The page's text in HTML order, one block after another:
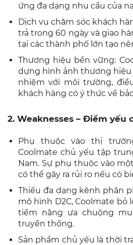
ứng đa dạng nhu cầu của
Dịch vụ chăm sóc khách
trả trong 60 ngày và giao
tại các thành phố lớn tạo
Thương hiệu bền vững:
dựng hình ảnh thương hiệu
nhiệm với môi trường,
khách hàng có ý thức về
2. Weaknesses – Điểm yếu
Phụ thuộc vào thị
Coolmate chủ yếu tập
Nam. Sự phụ thuộc vào
có thể gây ra rủi ro nếu có
Thiếu đa dạng kênh phân
mô hình D2C, Coolmate bỏ
tiềm năng ưa chuộng
truyền thống.
Sản phẩm chủ yếu là thời